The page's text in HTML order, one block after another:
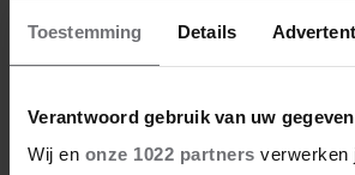
Toestemming Details
Verantwoord gebruik van uw
Wij en onze 1022 partners verwerken